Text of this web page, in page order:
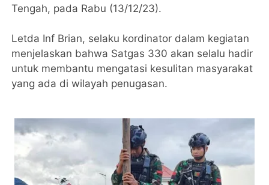
Tengah, pada Rabu (13/12/23).
Letda Inf Brian, selaku kordinator dalam kegiatan
menjelaskan bahwa Satgas 330 akan selalu hadir
untuk membantu mengatasi kesulitan masyarakat
yang ada di wilayah penugasan.